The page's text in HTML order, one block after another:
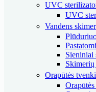
UVC
UVC
Vandens
Sieniniai
Skimerių
Orapūtės